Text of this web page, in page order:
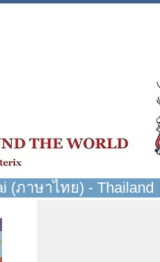
(ภาษาไทย) - Thailand